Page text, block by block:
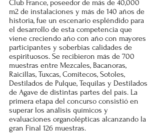
Club France, poseedor de más de 40,000
m2 de instalaciones y más de 140 años de
historia, fue un escenario espléndido para
el desarrollo de esta competencia que
viene creciendo año con año con mayores
participantes y soberbias calidades de
espirituosos. Se recibieron más de 700
muestras entre Mezcales, Bacanoras,
Raicillas, Tuxcas, Comitecos, Sotoles,
Destilados de Pulque, Tequilas y Destilados
de Agave de distintas partes del país. La
primera etapa del concurso consistió en
superar los análisis químicos y
evaluaciones organolépticas alcanzando la
gran Final 126 muestras.